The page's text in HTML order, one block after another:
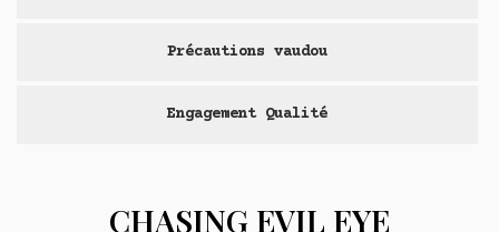
Précautions vaudou
Engagement Qualité
CHASING EVIL EYE